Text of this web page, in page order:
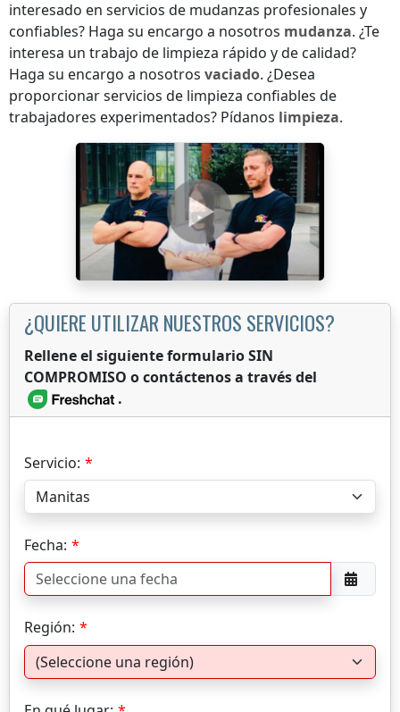
interesado en servicios de mudanzas profesionales y
confiables? Haga su encargo a nosotros mudanza. ¿Te
interesa un trabajo de limpieza rápido y de calidad?
Haga su encargo a nosotros vaciado. ¿Desea
proporcionar servicios de limpieza confiables de
trabajadores experimentados? Pídanos limpieza.
¿QUIERE UTILIZAR NUESTROS SERVICIOS?
Rellene el siguiente formulario SIN
COMPROMISO o contáctenos a través del
.
Servicio:
Fecha:
Región: